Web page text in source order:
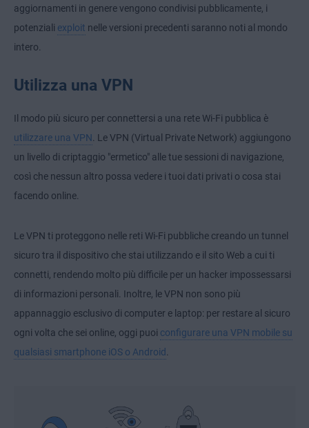
aggiornamenti in genere vengono condivisi pubblicamente, i
potenziali exploit nelle versioni precedenti saranno noti al mondo
intero.
Utilizza una VPN
Il modo più sicuro per connettersi a una rete Wi-Fi pubblica è
utilizzare una VPN . Le VPN (Virtual Private Network) aggiungono
un livello di criptaggio "ermetico" alle tue sessioni di navigazione,
così che nessun altro possa vedere i tuoi dati privati o cosa stai
facendo online.
Le VPN ti proteggono nelle reti Wi-Fi pubbliche creando un tunnel
sicuro tra il dispositivo che stai utilizzando e il sito Web a cui ti
connetti, rendendo molto più difficile per un hacker impossessarsi
di informazioni personali. Inoltre, le VPN non sono più
appannaggio esclusivo di computer e laptop: per restare al sicuro
ogni volta che sei online, oggi puoi configurare una VPN mobile su
qualsiasi smartphone iOS o Android